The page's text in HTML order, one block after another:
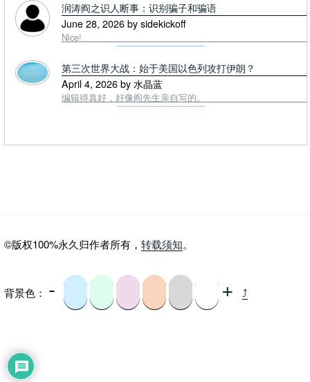
润涛阎之识人断事：识别骗子和骗语
June 28, 2026 by sidekickoff
Nice!
第三次世界大战：始于美国以色列攻打伊朗？
April 4, 2026 by 水晶蓝
编辑得真好，好像阎先生亲自写的。
©版权100%永久归作者所有， 转载须知。
背景色： - + ⤴